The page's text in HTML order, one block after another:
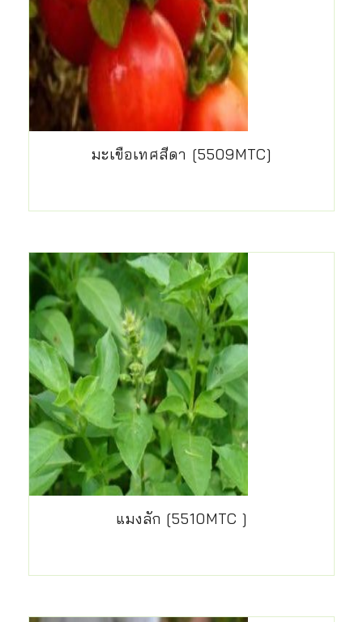
มะเขือเทศสีดา [5509MTC]
แมงลัก [5510MTC ]